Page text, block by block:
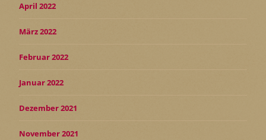
April 2022
März 2022
Februar 2022
Januar 2022
Dezember 2021
November 2021